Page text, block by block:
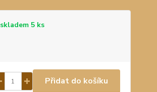
skladem 5 ks
Přidat do košíku